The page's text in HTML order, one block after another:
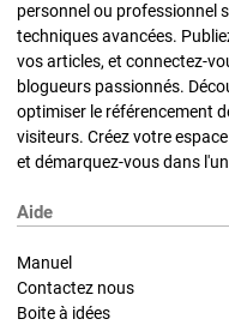
personnel ou professionnel
techniques avancées.
vos articles, et connectez-
blogueurs passionnés.
optimiser le référencement
visiteurs. Créez votre
et démarquez-vous dans
Aide
Manuel
Contactez nous
Boite à idées